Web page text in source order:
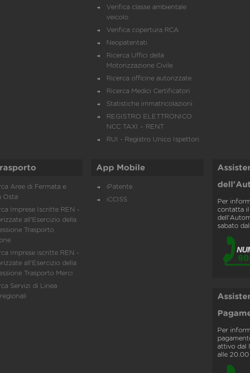
Verifica classe ambientale
veicolo
Verifica copertura RCA
Neopatentati
Ricerca Uffici della
Motorizzazione Civile
Ricerca officine autorizzate
Ricerca Medici Certificatori
Statistiche immatricolazioni
REGISTRO ELETTRONICO
NCC TAXI – RENT
RUI - Registro Unico Ispettori
Aree di Fermata e
Osta
Imprese Iscritte REN -
all'Esercizio della
Trasporto
Imprese iscritte REN -
all'Esercizio della
Trasporto Merci
Servizi di Linea
App Mobile
iPatente
iCCISS
Per
contatta il
sabato
Per
attivo dal
alle 20.00